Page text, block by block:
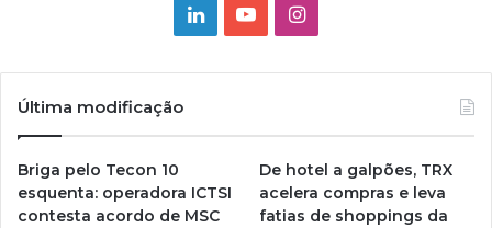
LinkedinYouTubeInstagram
Última modificação
Briga pelo Tecon 10
esquenta: operadora ICTSI
contesta acordo de MSC
De hotel a galpões, TRX
acelera compras e leva
fatias de shoppings da